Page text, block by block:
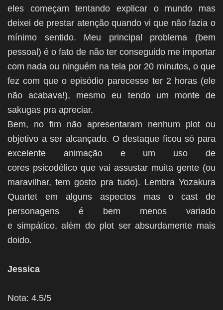
eles começam tentando explicar o mundo mas
deixei de prestar atenção quando vi que não fazia o
mínimo sentido. Meu principal problema (bem
pessoal) é o fato de não ter conseguido me importar
com nada ou ninguém na tela por 20 minutos, o que
fez com que o episódio parecesse ter 2 horas (ele
não acabava!), mesmo eu tendo um monte de
sakugas pra apreciar.
Bem, no fim não apresentaram nenhum plot ou
objetivo a ser alcançado. O destaque ficou só para
excelente animação e um uso de
cores psicodélico que vai assustar muita gente (ou
maravilhar, tem gosto pra tudo). Lembra Yozakura
Quartet em alguns aspectos mas o cast de
personagens é bem menos variado
e simpático, além do plot ser absurdamente mais
doido.
Jessica
Nota: 4.5/5